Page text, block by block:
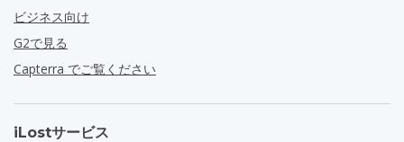
ビジネス向け
G2で見る
Capterra でご覧ください
iLostサービス